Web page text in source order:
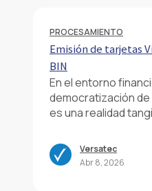
PROCESAMIENTO
Emisión de tarjetas
BIN
En el entorno
democratización
es una realidad
Versatec
Abr 8, 2026